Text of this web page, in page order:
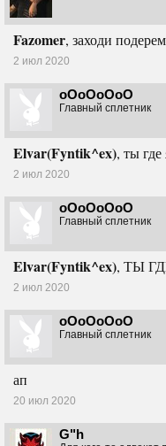
Fazomer, заходи
2 июл 2020
oOoOoOoO
Главный сплетник
Elvar(Fyntik^ex), ты где
2 июл 2020
oOoOoOoO
Главный сплетник
Elvar(Fyntik^ex), ТЫ
2 июл 2020
oOoOoOoO
Главный сплетник
ап
20 июл 2020
G"h